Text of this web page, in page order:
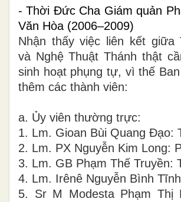
- Thời Đức Cha Giám quản
Văn Hòa (2006–2009)
Nhận thấy việc liên kết giữa
và Nghệ Thuật Thánh thật
sinh hoạt phụng tự, vì thế
thêm các thành viên:
a. Ủy viên thường trực:
1. Lm. Gioan Bùi Quang Đạo:
2. Lm. PX Nguyễn Kim Long:
3. Lm. GB Phạm Thế Truyền:
4. Lm. Irênê Nguyễn Bình
5. Sr M Modesta Phạm Thị